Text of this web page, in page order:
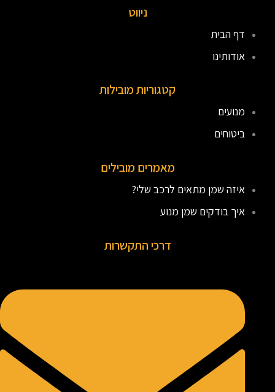
ניווט
דף הבית
אודותינו
קטגוריות מובילות
מנועים
ביטוחים
מאמרים מובילים
איזה שמן מתאים לרכב שלי?
איך בודקים שמן מנוע
דרכי התקשרות